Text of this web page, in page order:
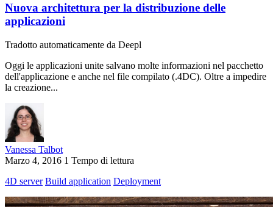
Nuova architettura per la distribuzione delle
applicazioni
Tradotto automaticamente da Deepl
Oggi le applicazioni unite salvano molte informazioni nel pacchetto
dell'applicazione e anche nel file compilato (.4DC). Oltre a impedire
la creazione...
Vanessa Talbot
Marzo 4, 2016 1 Tempo di lettura
4D server Build application Deployment